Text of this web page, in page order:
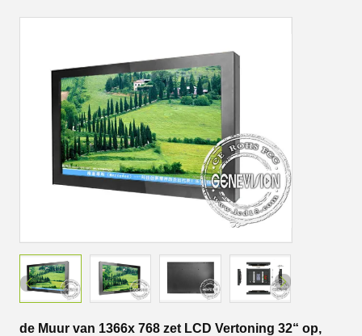
de Muur van 1366x 768 zet LCD Vertoning 32“ op,